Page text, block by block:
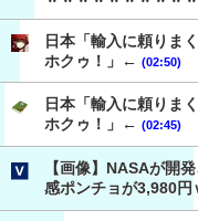
日本「輸入に頼りま
ホクゥ！」← (02:50)
日本「輸入に頼りま
ホクゥ！」← (02:45)
【画像】NASAが開
感ポンチョが3,980円